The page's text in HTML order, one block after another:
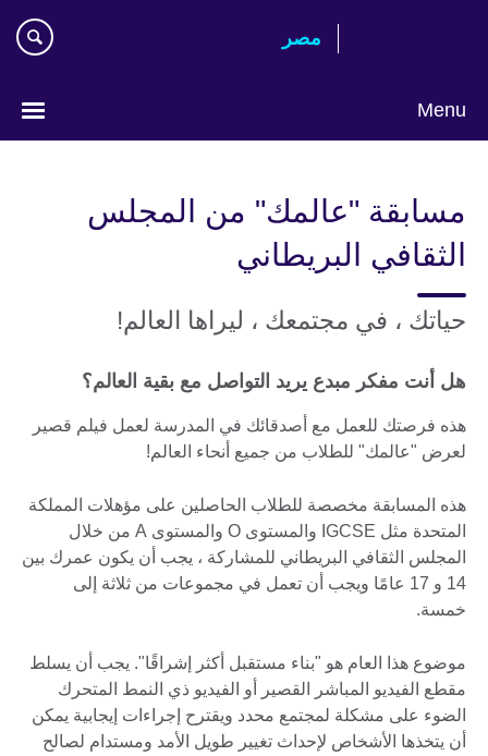
مصر‎
Menu
مسابقة "عالمك" من المجلس
الثقافي البريطاني
حياتك ، في مجتمعك ، ليراها العالم!
هل أنت مفكر مبدع يريد التواصل مع بقية العالم؟
هذه فرصتك للعمل مع أصدقائك في المدرسة لعمل فيلم قصير
لعرض "عالمك" للطلاب من جميع أنحاء العالم!
هذه المسابقة مخصصة للطلاب الحاصلين على مؤهلات المملكة
المتحدة مثل IGCSE والمستوى O والمستوى A من خلال
المجلس الثقافي البريطاني للمشاركة ، يجب أن يكون عمرك بين
14 و 17 عامًا ويجب أن تعمل في مجموعات من ثلاثة إلى
خمسة.
موضوع هذا العام هو "بناء مستقبل أكثر إشراقًا". يجب أن يسلط
مقطع الفيديو المباشر القصير أو الفيديو ذي النمط المتحرك
الضوء على مشكلة لمجتمع محدد ويقترح إجراءات إيجابية يمكن
أن يتخذها الأشخاص لإحداث تغيير طويل الأمد ومستدام لصالح